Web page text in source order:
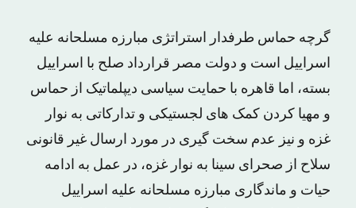
گرچه حماس طرفدار استراتژی مبارزه مسلحانه علیه
اسراییل است و دولت مصر قرارداد صلح با اسراییل
بسته، اما قاهره با حمایت سیاسی دیپلماتیک از حماس
و مهیا کردن کمک های لجستیکی و تدارکاتی به نوار
غزه و نیز عدم سخت گیری در مورد ارسال غیر قانونی
سلاح از صحرای سینا به نوار غزه، در عمل به ادامه
حیات و ماندگاری مبارزه مسلحانه علیه اسراییل